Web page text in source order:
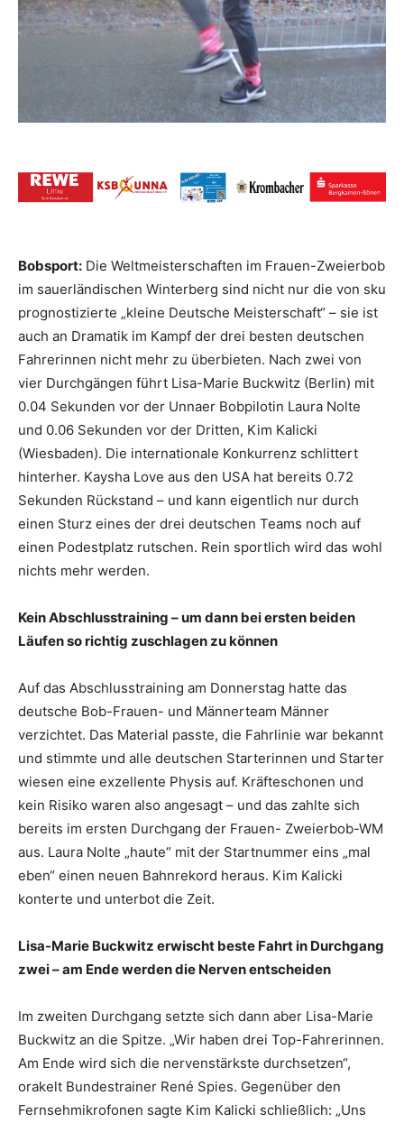
Bobsport: Die Weltmeisterschaften im Frauen-Zweierbob
im sauerländischen Winterberg sind nicht nur die von sku
prognostizierte „kleine Deutsche Meisterschaft“ – sie ist
auch an Dramatik im Kampf der drei besten deutschen
Fahrerinnen nicht mehr zu überbieten. Nach zwei von
vier Durchgängen führt Lisa-Marie Buckwitz (Berlin) mit
0.04 Sekunden vor der Unnaer Bobpilotin Laura Nolte
und 0.06 Sekunden vor der Dritten, Kim Kalicki
(Wiesbaden). Die internationale Konkurrenz schlittert
hinterher. Kaysha Love aus den USA hat bereits 0.72
Sekunden Rückstand – und kann eigentlich nur durch
einen Sturz eines der drei deutschen Teams noch auf
einen Podestplatz rutschen. Rein sportlich wird das wohl
nichts mehr werden.
Kein Abschlusstraining – um dann bei ersten beiden
Läufen so richtig zuschlagen zu können
Auf das Abschlusstraining am Donnerstag hatte das
deutsche Bob-Frauen- und Männerteam Männer
verzichtet. Das Material passte, die Fahrlinie war bekannt
und stimmte und alle deutschen Starterinnen und Starter
wiesen eine exzellente Physis auf. Kräfteschonen und
kein Risiko waren also angesagt – und das zahlte sich
bereits im ersten Durchgang der Frauen- Zweierbob-WM
aus. Laura Nolte „haute“ mit der Startnummer eins „mal
eben“ einen neuen Bahnrekord heraus. Kim Kalicki
konterte und unterbot die Zeit.
Lisa-Marie Buckwitz erwischt beste Fahrt in Durchgang
zwei – am Ende werden die Nerven entscheiden
Im zweiten Durchgang setzte sich dann aber Lisa-Marie
Buckwitz an die Spitze. „Wir haben drei Top-Fahrerinnen.
Am Ende wird sich die nervenstärkste durchsetzen“,
orakelt Bundestrainer René Spies. Gegenüber den
Fernsehmikrofonen sagte Kim Kalicki schließlich: „Uns